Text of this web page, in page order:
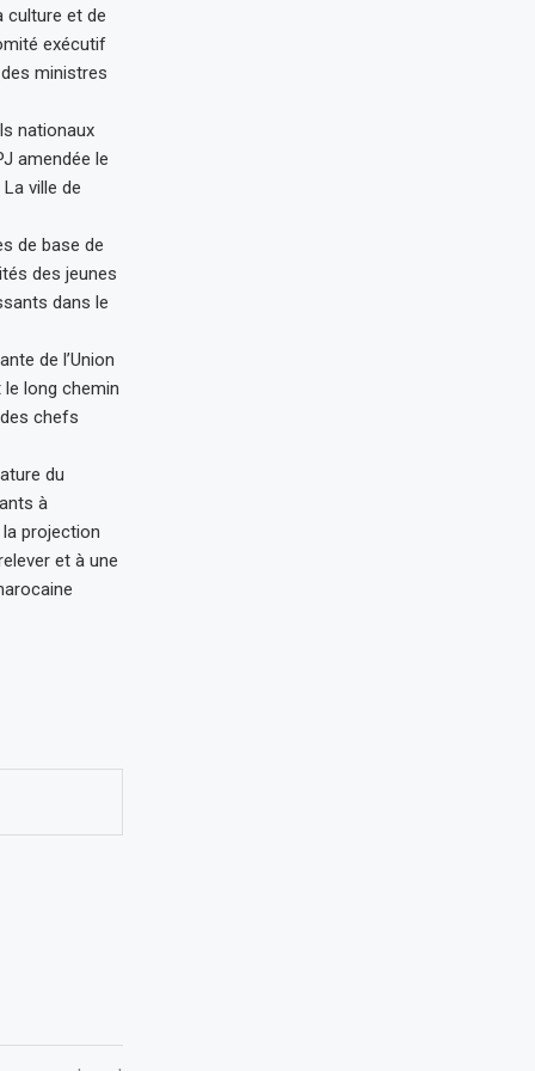
culture et de
exécutif
ministres
nationaux
amendée le
ville de
de base de
des jeunes
dans le
de l’Union
le long chemin
chefs
du
à
la projection
et à une